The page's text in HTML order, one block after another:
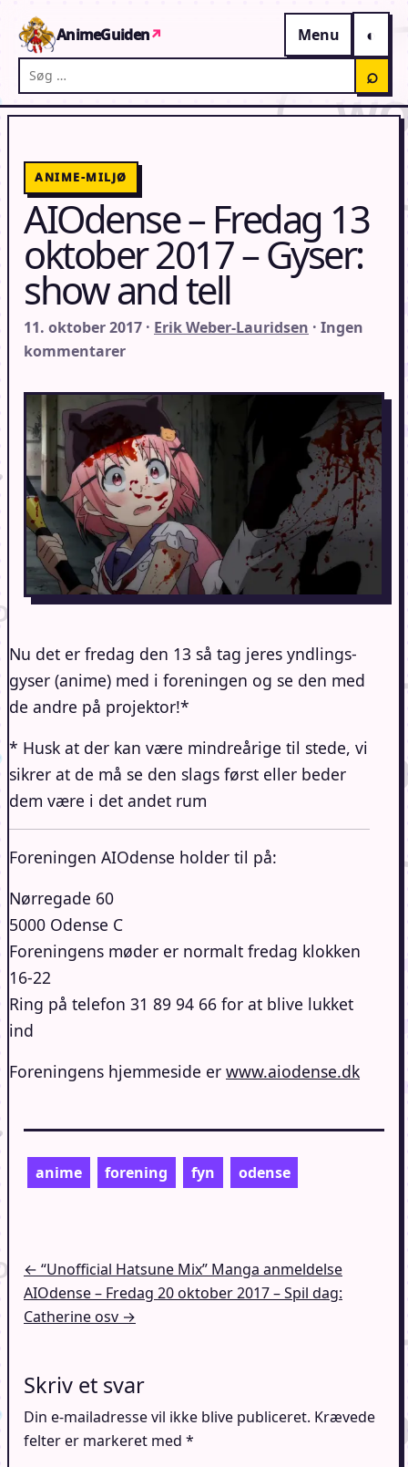
AnimeGuiden↗
Menu
Søg på AnimeGuiden
⌕
ANIME-MILJØ
AIOdense – Fredag 13
oktober 2017 – Gyser:
show and tell
11. oktober 2017 · Erik Weber-Lauridsen · Ingen
kommentarer
Nu det er fredag den 13 så tag jeres yndlings-
gyser (anime) med i foreningen og se den med
de andre på projektor!*
* Husk at der kan være mindreårige til stede, vi
sikrer at de må se den slags først eller beder
dem være i det andet rum
Foreningen AIOdense holder til på:
Nørregade 60
5000 Odense C
Foreningens møder er normalt fredag klokken
16-22
Ring på telefon 31 89 94 66 for at blive lukket
ind
Foreningens hjemmeside er www.aiodense.dk
anime forening fyn odense
Indlægsnavigation
← “Unofficial Hatsune Mix” Manga anmeldelse
AIOdense – Fredag 20 oktober 2017 – Spil dag:
Catherine osv →
Skriv et svar
Din e-mailadresse vil ikke blive publiceret. Krævede
felter er markeret med *